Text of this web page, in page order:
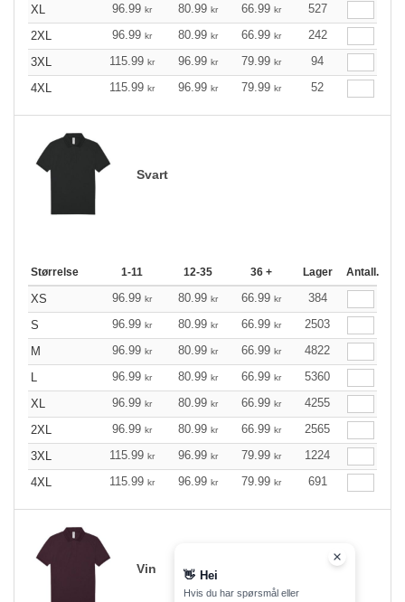
XL
96.99 kr 80.99 kr 66.99 kr
527
2XL
96.99 kr 80.99 kr 66.99 kr
242
3XL
115.99 kr 96.99 kr 79.99 kr
94
4XL
115.99 kr 96.99 kr 79.99 kr 52
Svart
Størrelse 1-11 12-35 36 + Lager Antall.
XS 96.99 kr 80.99 kr 66.99 kr
384
S
96.99 kr 80.99 kr 66.99 kr
2503
M
96.99 kr 80.99 kr 66.99 kr
4822
L
96.99 kr 80.99 kr 66.99 kr
5360
XL
96.99 kr 80.99 kr 66.99 kr
4255
2XL
96.99 kr 80.99 kr 66.99 kr
2565
3XL
115.99 kr 96.99 kr 79.99 kr
1224
4XL
115.99 kr 96.99 kr 79.99 kr 691
Vin 👋 Hei
Hvis du har spørsmål eller